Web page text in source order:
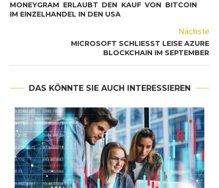
MONEYGRAM ERLAUBT DEN KAUF VON BITCOIN
IM EINZELHANDEL IN DEN USA
Nächste
MICROSOFT SCHLIESST LEISE AZURE B
LOCKCHAIN IM SEPTEMBER
DAS KÖNNTE SIE AUCH INTERESSIEREN